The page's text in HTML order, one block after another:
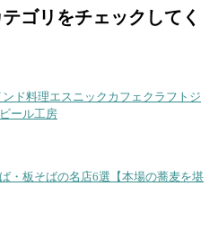
ゴリをチェックしてく
ンド料理エスニック カフェ クラフトジ
ール工房
・板そばの名店6選【本場の蕎麦を堪